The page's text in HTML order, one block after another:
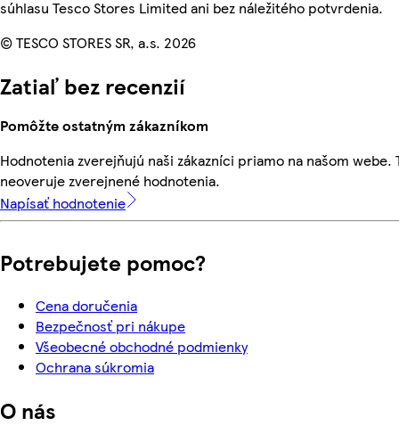
súhlasu Tesco Stores Limited ani bez náležitého potvrdenia.
© TESCO STORES SR, a.s. 2026
Zatiaľ bez recenzií
Pomôžte ostatným zákazníkom
Hodnotenia zverejňujú naši zákazníci priamo na našom webe.
neoveruje zverejnené hodnotenia.
Napísať hodnotenie
Potrebujete pomoc?
Cena doručenia
Bezpečnosť pri nákupe
Všeobecné obchodné podmienky
Ochrana súkromia
O nás